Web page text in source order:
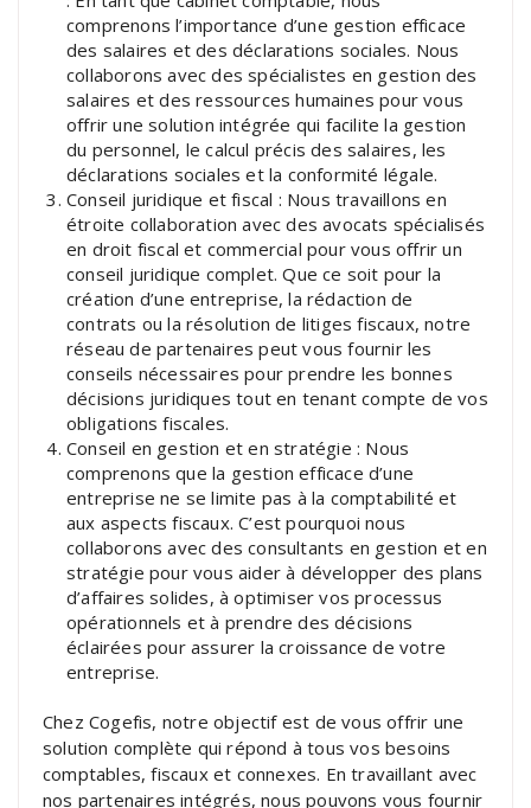
comprenons l’importance d’une gestion efficace
des salaires et des déclarations sociales. Nous
collaborons avec des spécialistes en gestion des
salaires et des ressources humaines pour vous
offrir une solution intégrée qui facilite la gestion
du personnel, le calcul précis des salaires, les
déclarations sociales et la conformité légale.
Conseil juridique et fiscal : Nous travaillons en
étroite collaboration avec des avocats spécialisés
en droit fiscal et commercial pour vous offrir un
conseil juridique complet. Que ce soit pour la
création d’une entreprise, la rédaction de
contrats ou la résolution de litiges fiscaux, notre
réseau de partenaires peut vous fournir les
conseils nécessaires pour prendre les bonnes
décisions juridiques tout en tenant compte de vos
obligations fiscales.
Conseil en gestion et en stratégie : Nous
comprenons que la gestion efficace d’une
entreprise ne se limite pas à la comptabilité et
aux aspects fiscaux. C’est pourquoi nous
collaborons avec des consultants en gestion et en
stratégie pour vous aider à développer des plans
d’affaires solides, à optimiser vos processus
opérationnels et à prendre des décisions
éclairées pour assurer la croissance de votre
entreprise.
Chez Cogefis, notre objectif est de vous offrir une
solution complète qui répond à tous vos besoins
comptables, fiscaux et connexes. En travaillant avec
nos partenaires intégrés, nous pouvons vous fournir